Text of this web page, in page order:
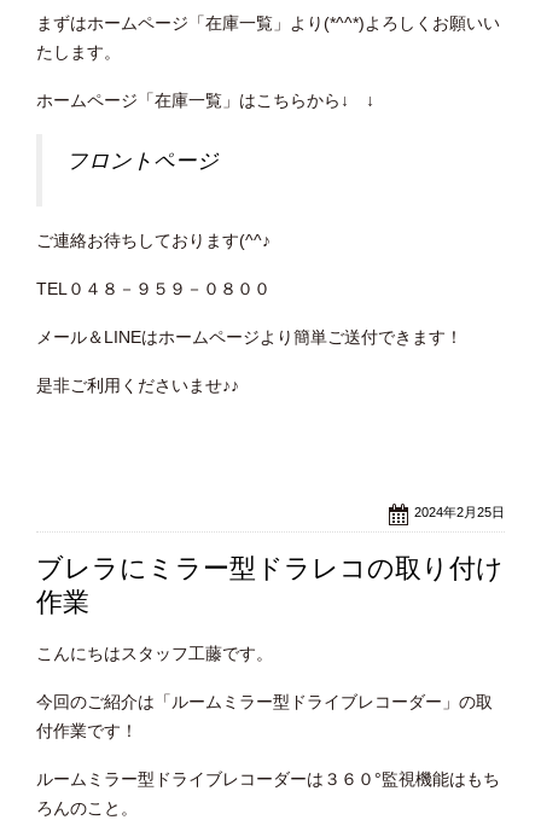
まずはホームページ「在庫一覧」より(*^^*)よろしくお願いい
たします。
ホームページ「在庫一覧」はこちらから↓ ↓
フロントページ
ご連絡お待ちしております(^^♪
TEL０４８－９５９－０８００
メール＆LINEはホームページより簡単ご送付できます！
是非ご利用くださいませ♪♪
2024年2月25日
ブレラにミラー型ドラレコの取り付け
作業
こんにちはスタッフ工藤です。
今回のご紹介は「ルームミラー型ドライブレコーダー」の取
付作業です！
ルームミラー型ドライブレコーダーは３６０°監視機能はもち
ろんのこと。